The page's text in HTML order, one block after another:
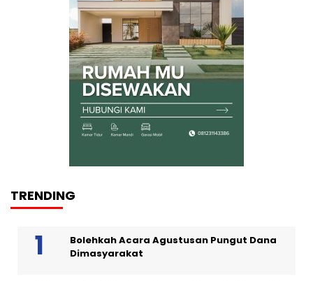
TRENDING
Bolehkah Acara Agustusan Pungut Dana
Dimasyarakat